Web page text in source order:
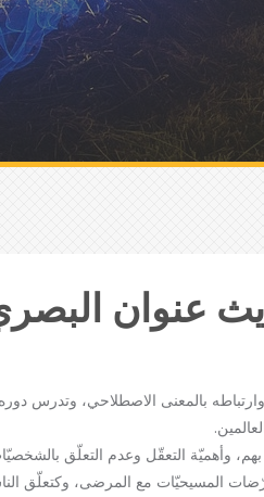
عنوان
بالمعنى الاصطلاحي، وتدرس
وأهميّة التعقّل وعدم التعلّق
المسيحيّات مع المرضى، وكتعلّق